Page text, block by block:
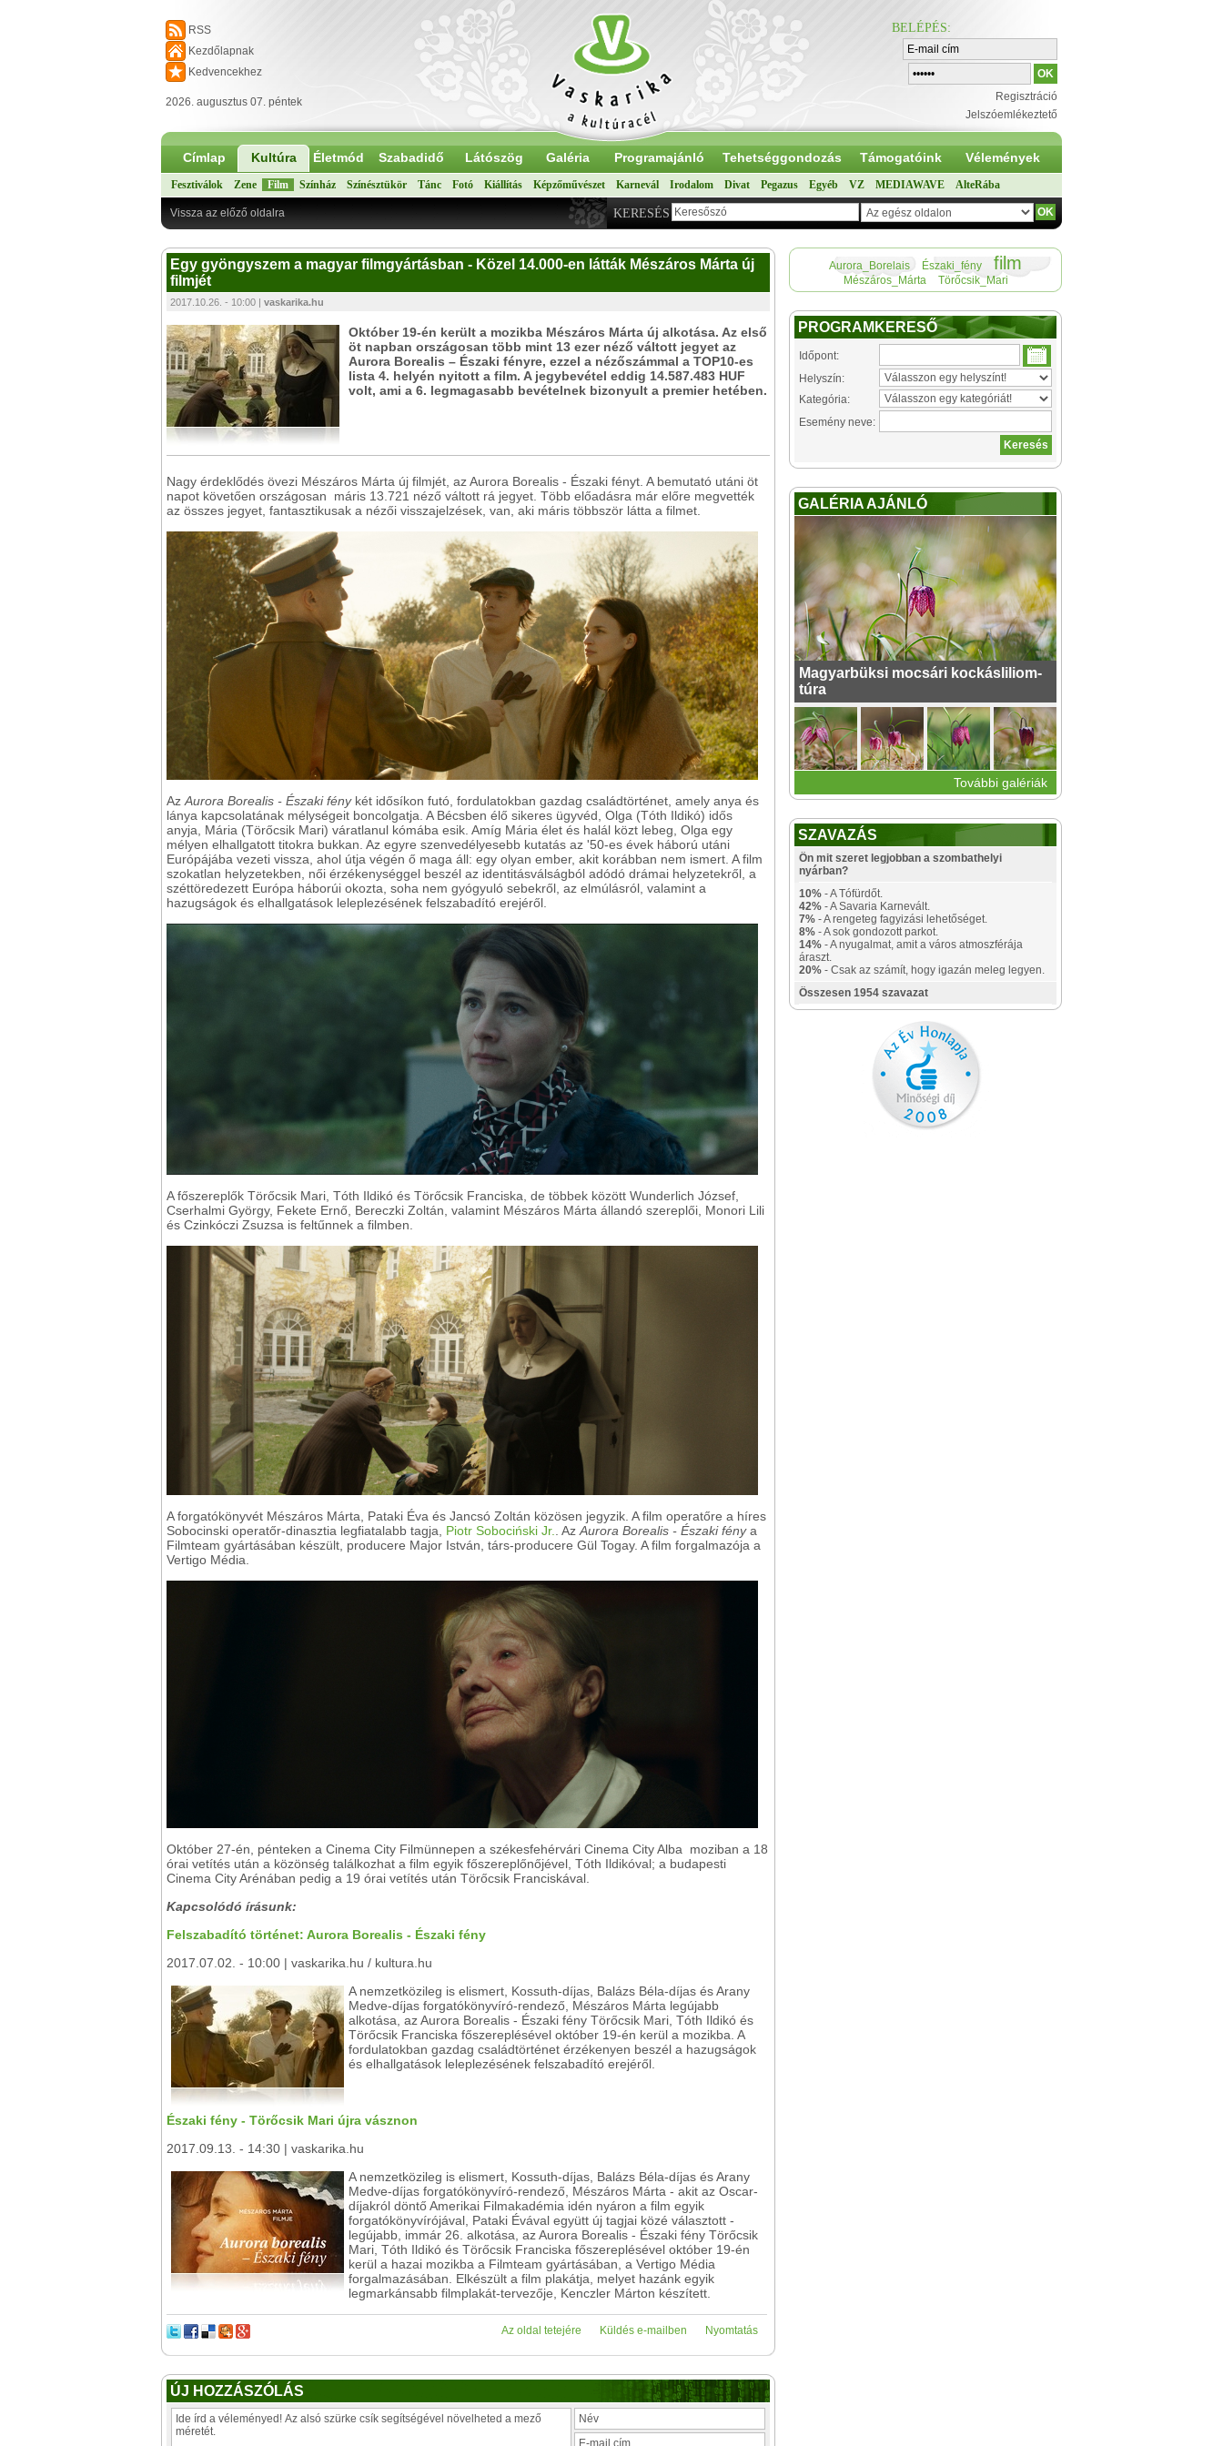
RSS
Kezdőlapnak
Kedvencekhez
2026. augusztus 07. péntek
BELÉPÉS:
Regisztráció
Jelszóemlékeztető
Címlap Kultúra Életmód Szabadidő Látószög Galéria Programajánló Tehetséggondozás Támogatóink Vélemények
Fesztiválok Zene Film Színház Színésztükör Tánc Fotó Kiállítás Képzőművészet Karnevál Irodalom Divat Pegazus Egyéb VZ MEDIAWAVE AlteRába
KERESÉS
Vissza az előző oldalra
Egy gyöngyszem a magyar filmgyártásban - Közel 14.000-en látták Mészáros Márta új
filmjét
2017.10.26. - 10:00 | vaskarika.hu
Október 19-én került a mozikba Mészáros Márta új alkotása. Az első
öt napban országosan több mint 13 ezer néző váltott jegyet az
Aurora Borealis – Északi fényre, ezzel a nézőszámmal a TOP10-es
lista 4. helyén nyitott a film. A jegybevétel eddig 14.587.483 HUF
volt, ami a 6. legmagasabb bevételnek bizonyult a premier hetében.
Nagy érdeklődés övezi Mészáros Márta új filmjét, az Aurora Borealis - Északi fényt. A bemutató utáni öt
napot követően országosan máris 13.721 néző váltott rá jegyet. Több előadásra már előre megvették
az összes jegyet, fantasztikusak a nézői visszajelzések, van, aki máris többször látta a filmet.
Az Aurora Borealis - Északi fénykét idősíkon futó, fordulatokban gazdag családtörténet, amely anya és
lánya kapcsolatának mélységeit boncolgatja. A Bécsben élő sikeres ügyvéd, Olga (Tóth Ildikó) idős
anyja, Mária (Törőcsik Mari) váratlanul kómába esik. Amíg Mária élet és halál közt lebeg, Olga egy
mélyen elhallgatott titokra bukkan. Az egyre szenvedélyesebb kutatás az '50-es évek háború utáni
Európájába vezeti vissza, ahol útja végén ő maga áll: egy olyan ember, akit korábban nem ismert. A film
szokatlan helyzetekben, női érzékenységgel beszél az identitásválságból adódó drámai helyzetekről, a
széttöredezett Európa háborúi okozta, soha nem gyógyuló sebekről, az elmúlásról, valamint a
hazugságok és elhallgatások leleplezésének felszabadító erejéről.
A főszereplők Törőcsik Mari, Tóth Ildikó és Törőcsik Franciska, de többek között Wunderlich József,
Cserhalmi György, Fekete Ernő, Bereczki Zoltán, valamint Mészáros Márta állandó szereplői, Monori Lili
és Czinkóczi Zsuzsa is feltűnnek a filmben.
A forgatókönyvét Mészáros Márta, Pataki Éva és Jancsó Zoltán közösen jegyzik. A film operatőre a híres
Sobocinski operatőr-dinasztia legfiatalabb tagja, Piotr Sobociński Jr. . Az Aurora Borealis - Északi fénya
Filmteam gyártásában készült, producere Major István, társ-producere Gül Togay. A film forgalmazója a
Vertigo Média.
Október 27-én, pénteken a Cinema City Filmünnepen a székesfehérvári Cinema City Alba moziban a 18
órai vetítés után a közönség találkozhat a film egyik főszereplőnőjével, Tóth Ildikóval; a budapesti
Cinema City Arénában pedig a 19 órai vetítés után Törőcsik Franciskával.
Kapcsolódó írásunk:
Felszabadító történet: Aurora Borealis - Északi fény
2017.07.02. - 10:00 | vaskarika.hu / kultura.hu
A nemzetközileg is elismert, Kossuth-díjas, Balázs Béla-díjas és Arany
Medve-díjas forgatókönyvíró-rendező, Mészáros Márta legújabb
alkotása, az Aurora Borealis - Északi fény Törőcsik Mari, Tóth Ildikó és
Törőcsik Franciska főszereplésével október 19-én kerül a mozikba. A
fordulatokban gazdag családtörténet érzékenyen beszél a hazugságok
és elhallgatások leleplezésének felszabadító erejéről.
Északi fény - Törőcsik Mari újra vásznon
2017.09.13. - 14:30 | vaskarika.hu
A nemzetközileg is elismert, Kossuth-díjas, Balázs Béla-díjas és Arany
Medve-díjas forgatókönyvíró-rendező, Mészáros Márta - akit az Oscar-
díjakról döntő Amerikai Filmakadémia idén nyáron a film egyik
forgatókönyvírójával, Pataki Évával együtt új tagjai közé választott -
legújabb, immár 26. alkotása, az Aurora Borealis - Északi fény Törőcsik
Mari, Tóth Ildikó és Törőcsik Franciska főszereplésével október 19-én
kerül a hazai mozikba a Filmteam gyártásában, a Vertigo Média
forgalmazásában. Elkészült a film plakátja, melyet hazánk egyik
legmarkánsabb filmplakát-tervezője, Kenczler Márton készített.
Nyomtatás
Küldés e-mailben
Az oldal tetejére
ÚJ HOZZÁSZÓLÁS
Aurora_Borelais Északi_fény film
Mészáros_Márta Törőcsik_Mari
PROGRAMKERESŐ
Időpont:
Helyszín:
Kategória:
Esemény neve:
GALÉRIA AJÁNLÓ
Magyarbüksi mocsári kockásliliom-
túra
További galériák
SZAVAZÁS
Ön mit szeret legjobban a szombathelyi
nyárban?
10% - A Tófürdőt.
42% - A Savaria Karnevált.
7% - A rengeteg fagyizási lehetőséget.
8% - A sok gondozott parkot.
14% - A nyugalmat, amit a város atmoszférája
áraszt.
20% - Csak az számít, hogy igazán meleg legyen.
Összesen 1954 szavazat